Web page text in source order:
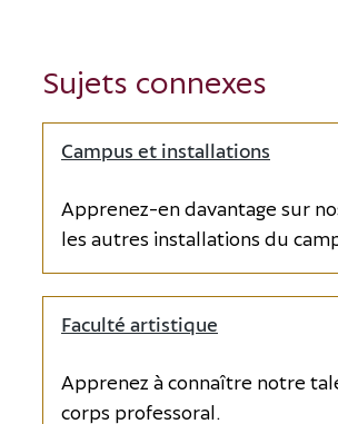
Sujets connexes
Campus et installations
Apprenez-en davantage sur
les autres installations du
Faculté artistique
Apprenez à connaître notre
corps professoral.